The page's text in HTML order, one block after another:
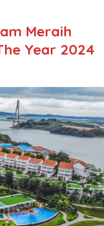
Meraih
Year 2024